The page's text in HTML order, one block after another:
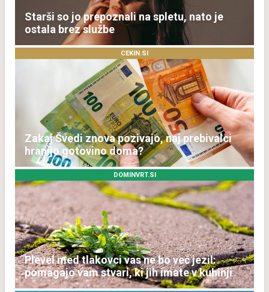
Starši so jo prepoznali na spletu, nato je
ostala brez službe
CEKIN.SI
Zakaj Švedi znova pozivajo, naj prebivalci
hranijo gotovino doma?
DOMINVRT.SI
Plevel med tlakovci vas ne bo več jezil:
pomagajo vam stvari, ki jih imate v kuhinji